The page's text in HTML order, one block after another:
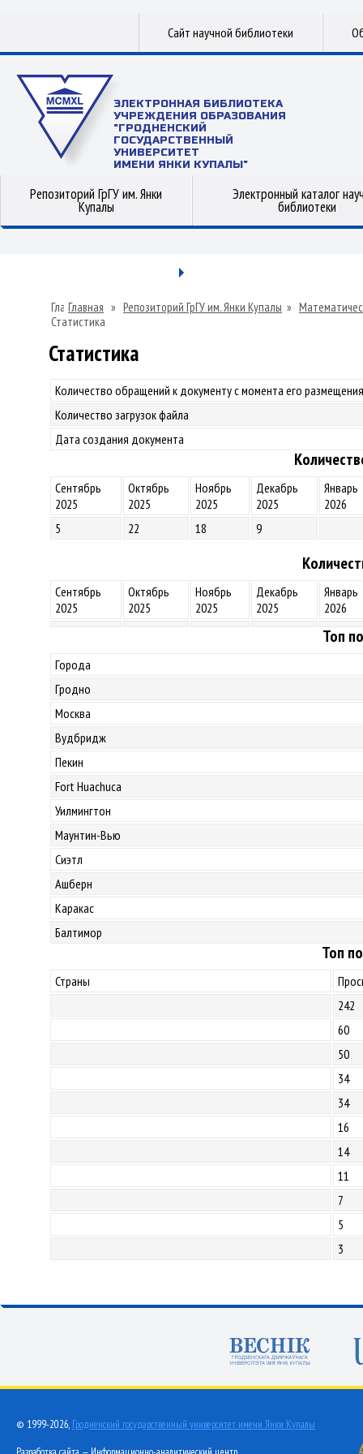
Сайт научной библиотеки
ЭЛЕКТРОННАЯ БИБЛИОТЕКА
УЧРЕЖДЕНИЯ ОБРАЗОВАНИЯ
"ГРОДНЕНСКИЙ
ГОСУДАРСТВЕННЫЙ
УНИВЕРСИТЕТ
ИМЕНИ ЯНКИ КУПАЛЫ"
Репозиторий ГрГУ им. Янки
Купалы
Электронный каталог
библиотеки
Главная » Репозиторий ГрГУ им. Янки Купалы »
Статистика
Статистика
Количество обращений к документу с момента его
Количество загрузок файла
Дата создания документа
Сентябрь
2025
Октябрь
2025
Ноябрь
2025
Декабрь
2025
Январь
2026
5
22 18 9
Сентябрь
2025
Октябрь
2025
Ноябрь
2025
Декабрь
2025
Январь
2026
Топ
Города
Гродно
Москва
Вудбридж
Пекин
Fort Huachuca
Уилмингтон
Маунтин-Вью
Сиэтл
Ашберн
Каракас
Балтимор
Топ
Страны
242
60
50
34
34
16
14
11
7
5
3
© 1999-2026, Гродненский государственный университет имени Янки Купалы